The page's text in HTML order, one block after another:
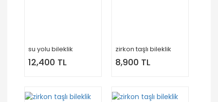
su yolu bileklik
12,400 TL
zirkon taşlı bileklik
8,900 TL